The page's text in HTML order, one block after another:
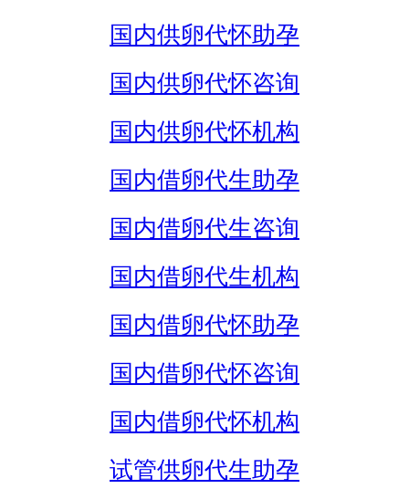
国内供卵代怀助孕
国内供卵代怀咨询
国内供卵代怀机构
国内借卵代生助孕
国内借卵代生咨询
国内借卵代生机构
国内借卵代怀助孕
国内借卵代怀咨询
国内借卵代怀机构
试管供卵代生助孕